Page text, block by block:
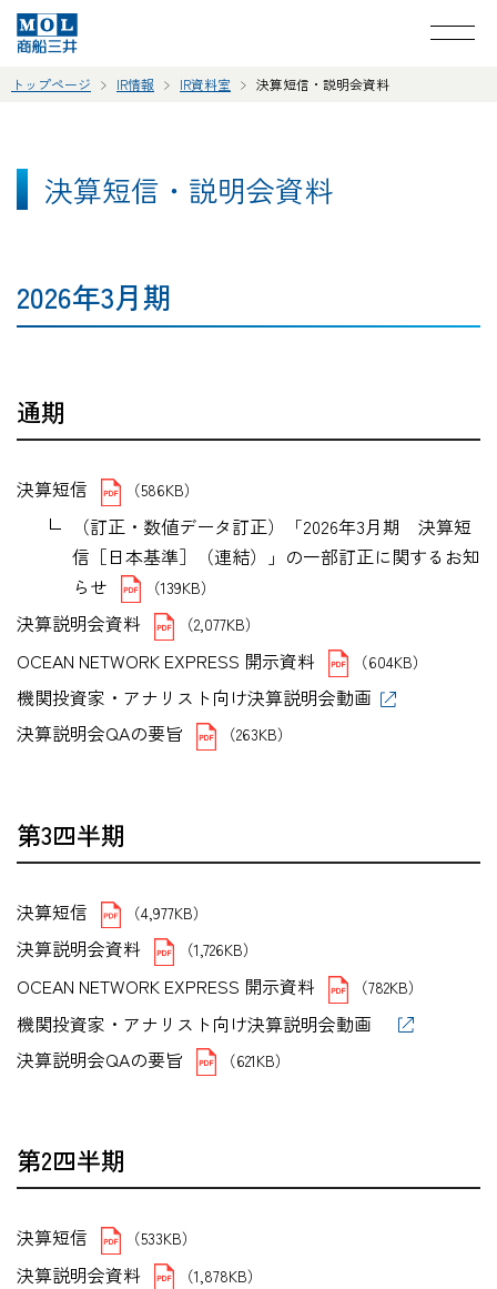
トップページ IR情報 IR資料室 決算短信・説明会資料
決算短信・説明会資料
2026年3月期
通期
決算短信 （586KB）
（訂正・数値データ訂正）「2026年3月期 決算短
信［日本基準］（連結）」の一部訂正に関するお知
らせ
（139KB）
決算説明会資料 （2,077KB）
OCEAN NETWORK EXPRESS 開示資料 （604KB）
機関投資家・アナリスト向け決算説明会動画
決算説明会QAの要旨
（263KB）
第3四半期
決算短信 （4,977KB）
決算説明会資料 （1,726KB）
OCEAN NETWORK EXPRESS 開示資料 （782KB）
機関投資家・アナリスト向け決算説明会動画
決算説明会QAの要旨
（621KB）
第2四半期
決算短信 （533KB）
決算説明会資料 （1,878KB）